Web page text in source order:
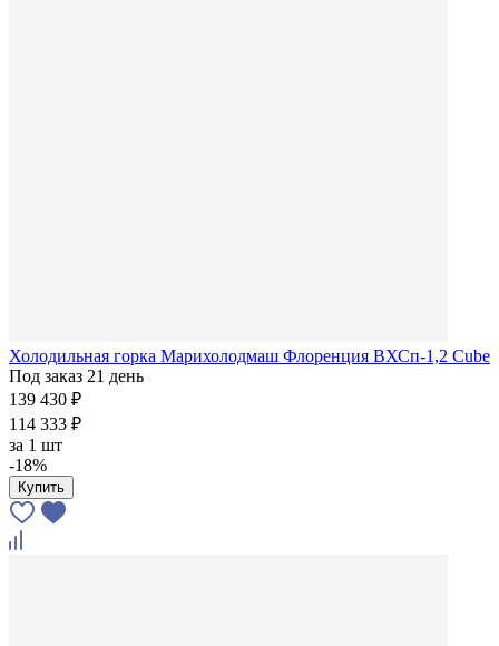
Холодильная горка Марихолодмаш Флоренция ВХСп-1,2 Cube
Под заказ 21 день
139 430 ₽
114 333 ₽
за 1 шт
-18%
Купить